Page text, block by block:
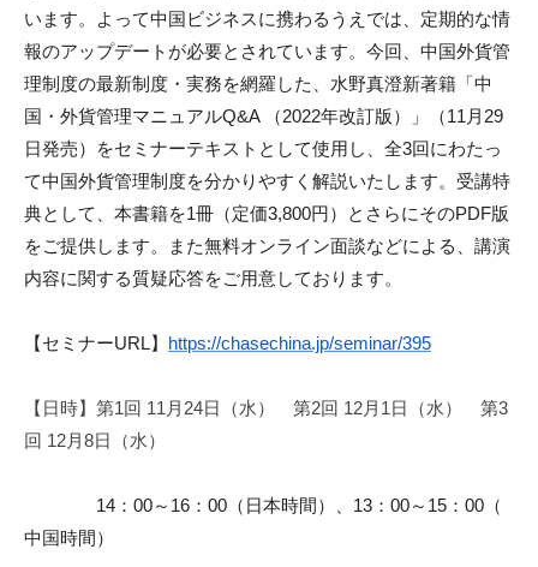
います。よって中国ビジネスに携わるうえでは、定期的な情
報のアップデートが必要とされています。 今回、中国外貨管
理制度の最新制度・実務を網羅した、水野真澄新著籍「中
国・外貨管理マニュアルQ&A （2022年改訂版）」（11月29
日発売）をセミナーテキストとして使用し、全3回にわたっ
て中国外貨管理制度を分かりやすく解説いたします。 受講特
典として、本書籍を1冊（定価3,800円）とさらにそのPDF版
をご提供し ます。また無料オンライン面談などによる、講演
内容に関する質疑応答をご用意しております。
【セミナーURL】 https://chasechina.jp/seminar/395
【日時】第1回 11月24日（水） 第2回 12月1日（水） 第3
回 12月8日（水）
14：00～16：00（日本時間）、13：00～15：00（
中国時間）